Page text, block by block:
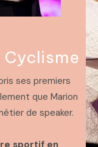
Cyclisme
ses premiers
que Marion
de speaker.
sportif en